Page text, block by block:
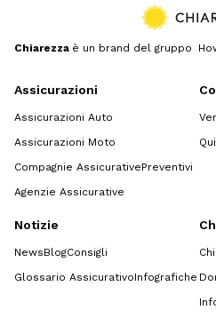
Chiarezza è un brand del gruppo
Assicurazioni
Assicurazioni Auto
Assicurazioni Moto
Compagnie AssicurativePreventivi
Agenzie Assicurative
Notizie
NewsBlogConsigli
Glossario AssicurativoInfografiche